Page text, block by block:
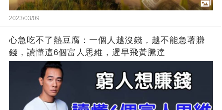
2023/03/09
心急吃不了熱豆腐：一個人越沒錢，越不能急著賺
錢，讀懂這6個富人思維，遲早飛黃騰達